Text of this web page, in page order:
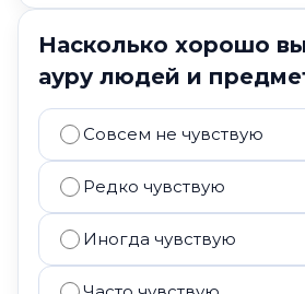
Насколько хорошо
ауру людей и
Совсем не чувствую
Редко чувствую
Иногда чувствую